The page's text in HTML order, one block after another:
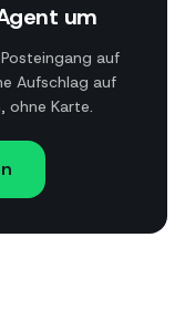
um
auf
Aufschlag auf
ohne Karte.